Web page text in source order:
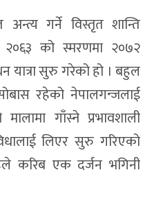
अन्त्य गर्ने विस्तृत शान्ति
को स्मरणमा २०७२
यात्रा सुरु गरेको हो । बहुल
रहेको नेपालगन्जलाई
गाँस्ने प्रभावशाली
लिएर सुरु गरिएको
करिब एक दर्जन भगिनी